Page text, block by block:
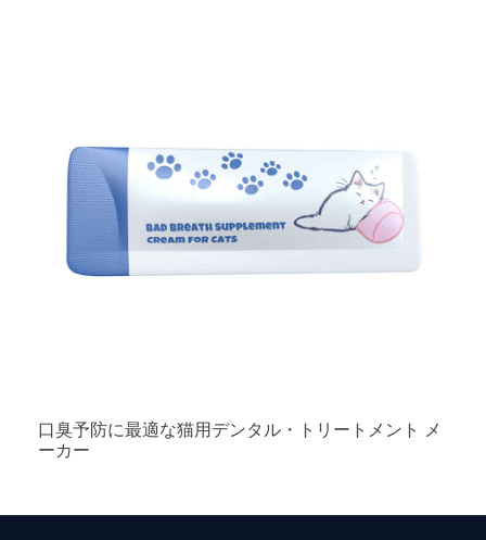
口臭予防に最適な猫用デンタル・トリートメント メ
ーカー